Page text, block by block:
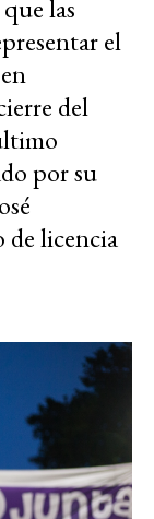
las
el
del
por su
licencia